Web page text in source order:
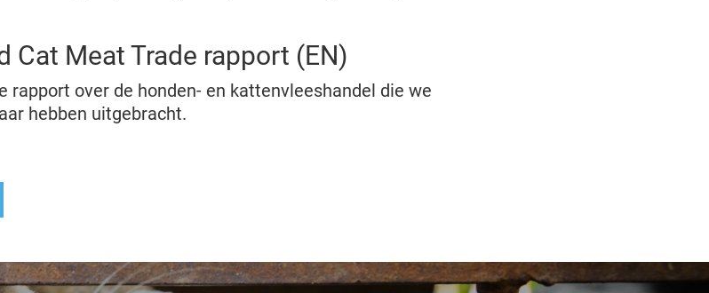
Cat Meat Trade rapport (EN)
rapport over de honden- en kattenvleeshandel die we
hebben uitgebracht.